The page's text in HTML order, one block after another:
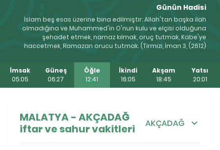
Günün Hadisi
İslam beş esas üzerine bina edilmiştir: Allah'tan başka ilah
olmadığına ve Muhammed'in O'nun kulu ve elçisi olduğuna
şehadet etmek, namaz kılmak, oruç tutmak, Kabe'ye
haccetmek, Ramazan orucu tutmak. (Tirmizi, İman 3, (2612)
İmsak
05:05
Güneş
06:27
Öğle
12:41
İkindi
16:05
Akşam
18:45
Yatsı
20:01
MALATYA - AKÇADAĞ
iftar ve sahur vakitleri
AKÇADAĞ